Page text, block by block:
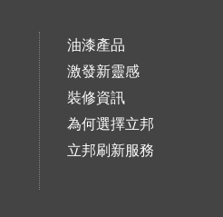
油漆產品
激發新靈感
裝修資訊
為何選擇立邦
立邦刷新服務